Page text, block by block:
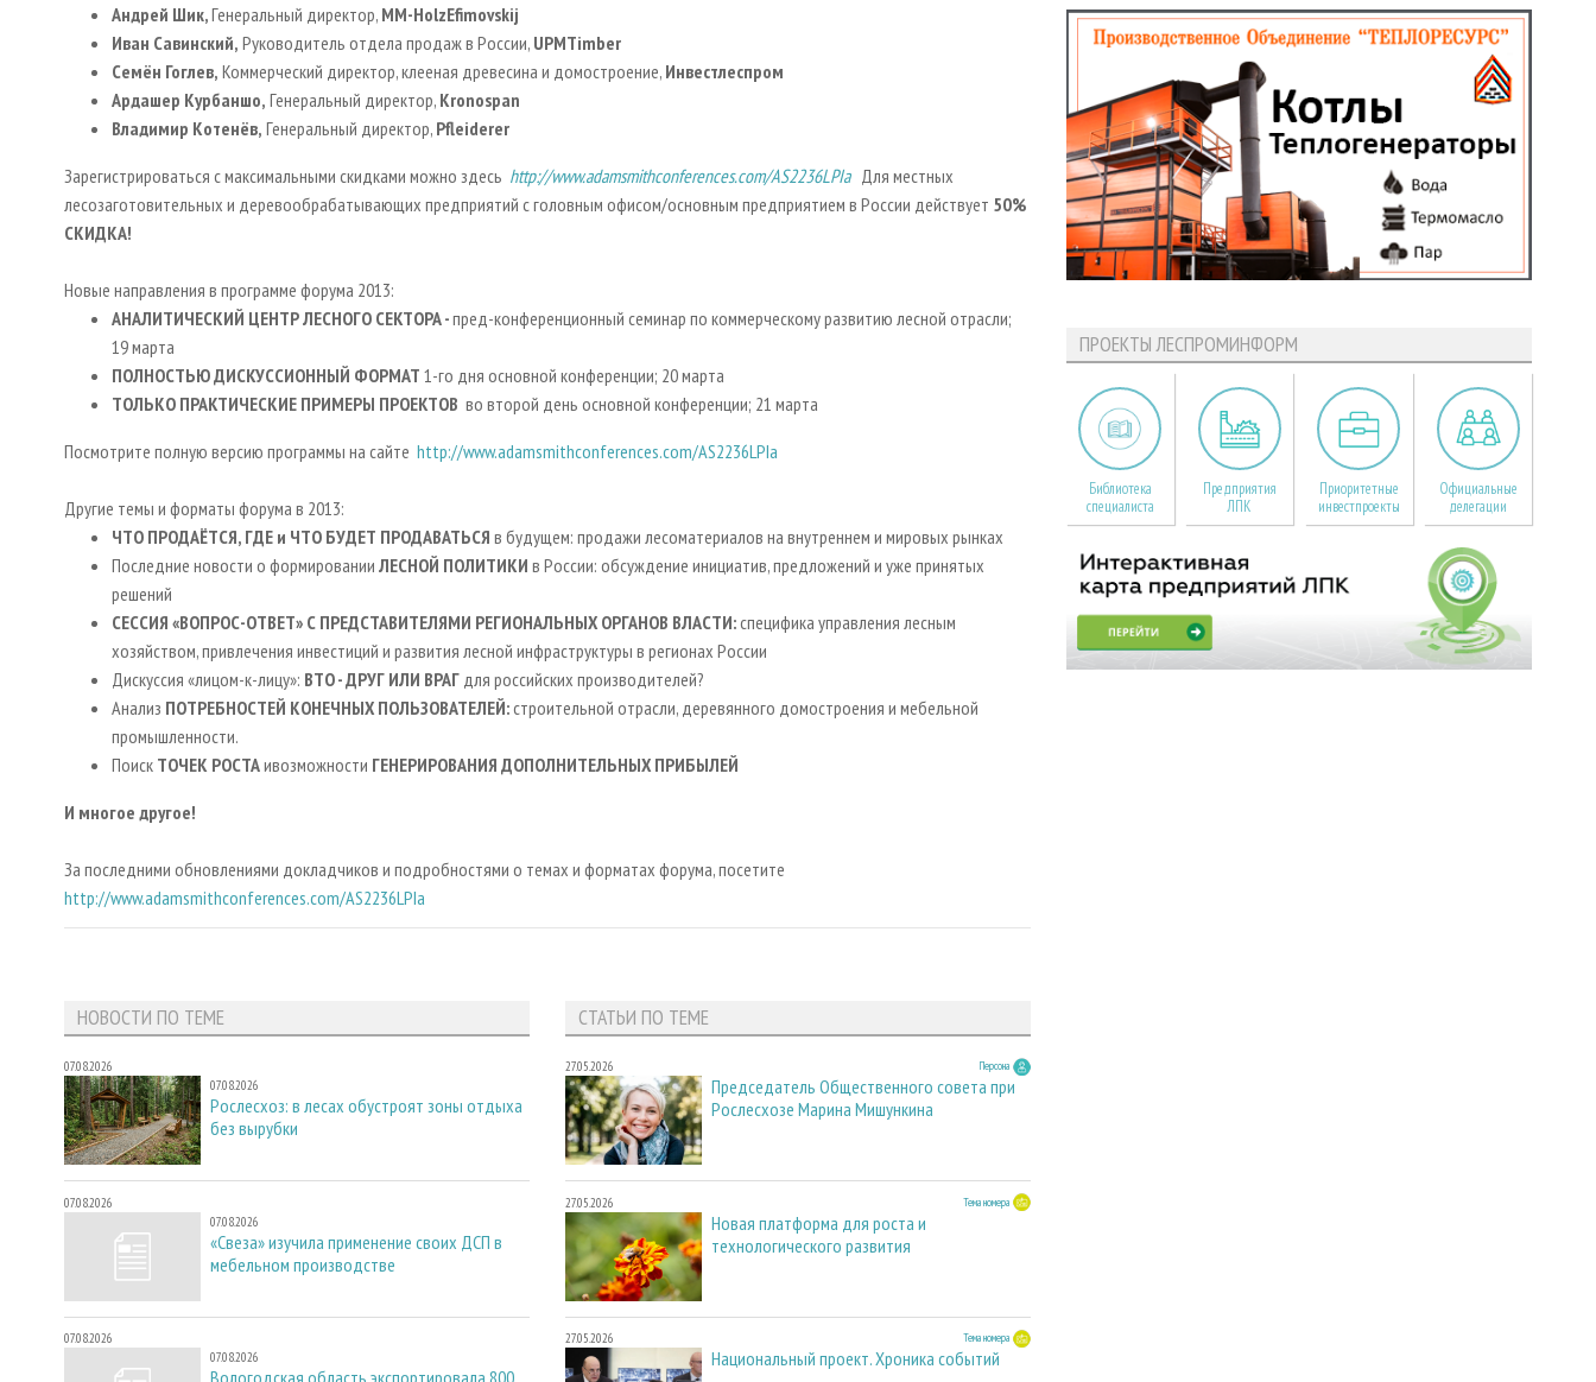
Андрей Шик,Генеральный директор, MM-HolzEfimovskij
Иван Савинский, Руководитель отдела продаж в России, UPMTimber
Семён Гоглев, Коммерческий директор, клееная древесина и домостроение, Инвестлеспром
Ардашер Курбаншо, Генеральный директор, Kronospan
Владимир Котенёв, Генеральный директор, Pfleiderer
Зарегистрироваться с максимальными скидками можно здесь http://www.adamsmithconferences.com/AS2236LPIa Для местных
лесозаготовительных и деревообрабатывающих предприятий с головным офисом/основным предприятием в России действует 50%
СКИДКА!
Новые направления в программе форума 2013:
АНАЛИТИЧЕСКИЙ ЦЕНТР ЛЕСНОГО СЕКТОРА -пред-конференционный семинар по коммерческому развитию лесной отрасли;
19 марта
ПОЛНОСТЬЮ ДИСКУССИОННЫЙ ФОРМАТ 1-го дня основной конференции; 20 марта
ТОЛЬКО ПРАКТИЧЕСКИЕ ПРИМЕРЫ ПРОЕКТОВ во второй день основной конференции; 21 марта
Посмотрите полную версию программы на сайте http://www.adamsmithconferences.com/AS2236LPIa
Другие темы и форматы форума в 2013:
ЧТО ПРОДАЁТСЯ, ГДЕ и ЧТО БУДЕТ ПРОДАВАТЬСЯ в будущем: продажи лесоматериалов на внутреннем и мировых рынках
Последние новости о формировании ЛЕСНОЙ ПОЛИТИКИ в России: обсуждение инициатив, предложений и уже принятых
решений
СЕССИЯ «ВОПРОС-ОТВЕТ» С ПРЕДСТАВИТЕЛЯМИ РЕГИОНАЛЬНЫХ ОРГАНОВ ВЛАСТИ: специфика управления лесным
хозяйством, привлечения инвестиций и развития лесной инфраструктуры в регионах России
Дискуссия «лицом-к-лицу»: ВТО - ДРУГ ИЛИ ВРАГ для российских производителей?
Анализ ПОТРЕБНОСТЕЙ КОНЕЧНЫХ ПОЛЬЗОВАТЕЛЕЙ: строительной отрасли, деревянного домостроения и мебельной
промышленности.
Поиск ТОЧЕК РОСТАивозможности ГЕНЕРИРОВАНИЯ ДОПОЛНИТЕЛЬНЫХ ПРИБЫЛЕЙ
И многое другое!
За последними обновлениями докладчиков и подробностями о темах и форматах форума, посетите
http://www.adamsmithconferences.com/AS2236LPIa
НОВОСТИ ПО ТЕМЕ
07.08.2026
07.08.2026
Рослесхоз: в лесах обустроят зоны отдыха
без вырубки
07.08.2026
07.08.2026
«Свеза» изучила применение своих ДСП в
мебельном производстве
07.08.2026
07.08.2026
СТАТЬИ ПО ТЕМЕ
27.05.2026 Персона
Председатель Общественного совета при
Рослесхозе Марина Мишункина
27.05.2026 Тема номера
Новая платформа для роста и
технологического развития
27.05.2026 Тема номера
Национальный проект. Хроника событий
ПРОЕКТЫ ЛЕСПРОМИНФОРМ
Библиотека
специалиста
Предприятия
ЛПК
Приоритетные
инвестпроекты
Официальные
делегации